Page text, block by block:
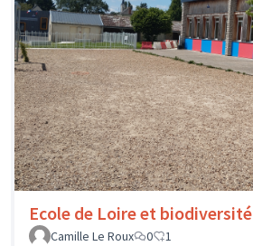
Ecole de Loire et biodiversité
Camille Le Roux
0 1